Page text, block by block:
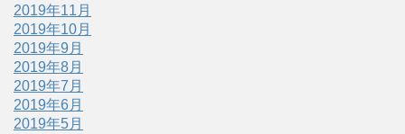
2019年11月
2019年10月
2019年9月
2019年8月
2019年7月
2019年6月
2019年5月